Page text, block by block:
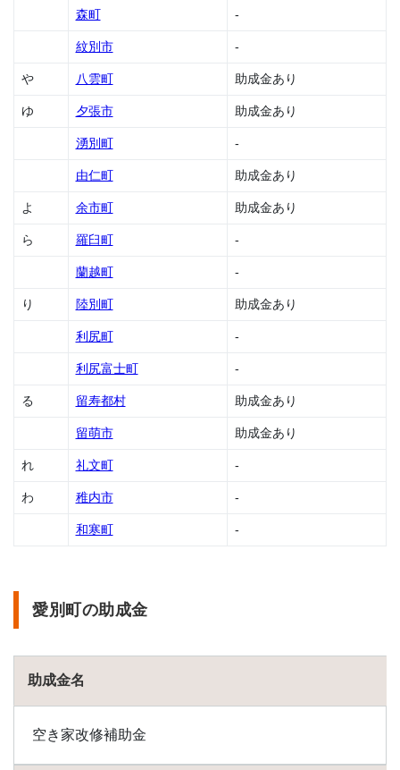
助成
釧路
助成
釧路
町の
1.57
安町
成金
1.58
町の
1.59
内町
成金
府町
の助
剣淵
金
1.62
森町 -
紋別市 -
や 八雲町 助成金あり
ゆ 夕張市 助成金あり
湧別町 -
由仁町 助成金あり
よ 余市町 助成金あり
ら 羅臼町 -
蘭越町 -
り 陸別町 助成金あり
利尻町 -
利尻富士町 -
る 留寿都村 助成金あり
留萌市 助成金あり
れ 礼文町 -
わ 稚内市 -
和寒町 -
愛別町の助成金
助成金名
空き家改修補助金